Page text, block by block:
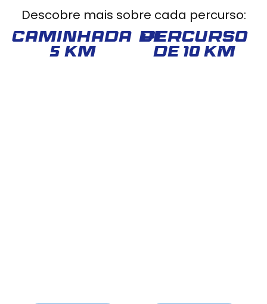
Descobre mais sobre cada percurso:
Caminhada de
5 Km
Percurso
de 10 KM